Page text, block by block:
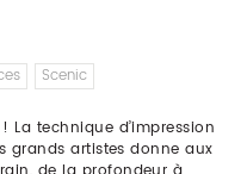
Scenic
technique d’impression
grands artistes donne aux